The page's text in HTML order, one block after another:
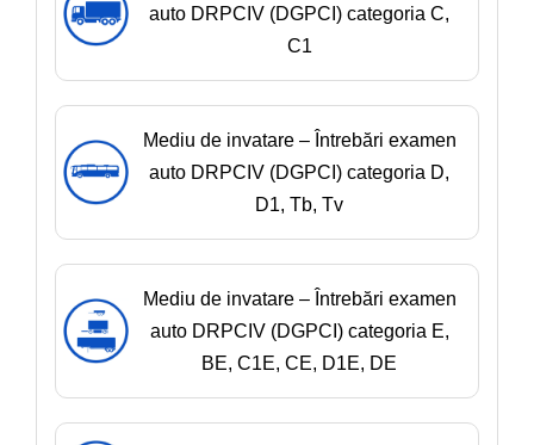
auto DRPCIV (DGPCI) categoria C,
C1
Mediu de invatare – Întrebări examen
auto DRPCIV (DGPCI) categoria D,
D1, Tb, Tv
Mediu de invatare – Întrebări examen
auto DRPCIV (DGPCI) categoria E,
BE, C1E, CE, D1E, DE